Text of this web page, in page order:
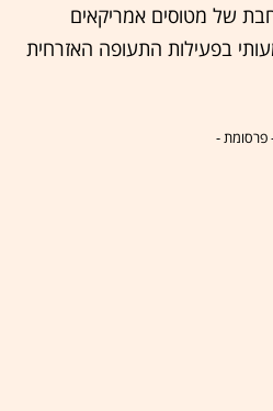
של מטוסים אמריקאים
בפעילות התעופה האזרחית
פרסומת -